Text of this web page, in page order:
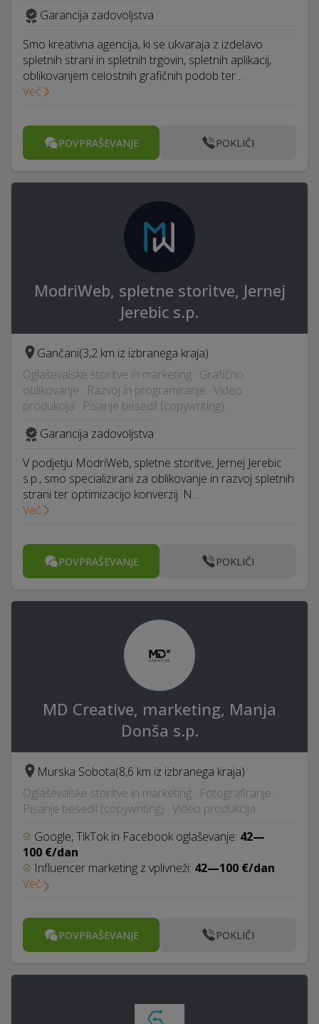
Garancija zadovoljstva
Smo kreativna agencija, ki se ukvaraja z izdelavo
spletnih strani in spletnih trgovin, spletnih aplikacij,
oblikovanjem celostnih grafičnih podob ter…
Več
POVPRAŠEVANJE POKLIČI
ModriWeb, spletne storitve, Jernej
Jerebic s.p.
Gančani(3,2 km iz izbranega kraja)
Oglaševalske storitve in marketing · Grafično
oblikovanje · Razvoj in programiranje · Video
produkcija · Pisanje besedil (copywriting)
Garancija zadovoljstva
V podjetju ModriWeb, spletne storitve, Jernej Jerebic
s.p., smo specializirani za oblikovanje in razvoj spletnih
strani ter optimizacijo konverzij. N…
Več
POVPRAŠEVANJE POKLIČI
MD Creative, marketing, Manja
Donša s.p.
Murska Sobota(8,6 km iz izbranega kraja)
Oglaševalske storitve in marketing · Fotografiranje ·
Pisanje besedil (copywriting) · Video produkcija
Google, TikTok in Facebook oglaševanje: 42—
100 €/dan
Influencer marketing z vplivneži: 42—100 €/dan
Več
POVPRAŠEVANJE POKLIČI